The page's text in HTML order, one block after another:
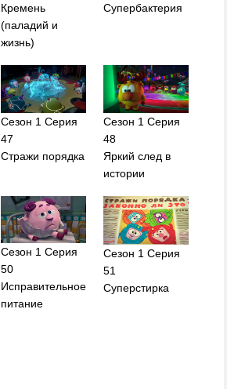
Кремень
(паладий и
жизнь)
Супербактерия
Сезон 1 Серия
47
Стражи порядка
Сезон 1 Серия
48
Яркий след в
истории
Сезон 1 Серия
50
Исправительное
питание
Сезон 1 Серия
51
Суперстирка